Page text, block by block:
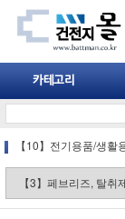
【10】전기용품/생활